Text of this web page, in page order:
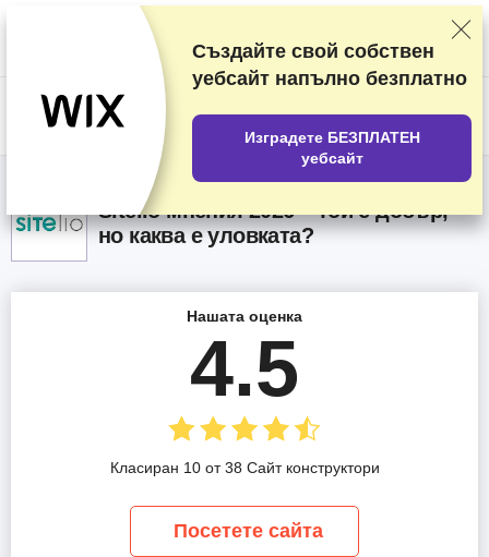
Класираме доставчиците на базата на подробни тестове и
проучвания, но също така вземаме предвид вашите отзиви и
търговски си споразумения с различните доставчици. Тази страница
съдържа партньорски връзки. Разкриване на реклама .
US$
Sitelio мнения 2026 – той е добър,
но каква е уловката?
Нашата оценка
4.5
Класиран 10 от 38 Cайт конструктори
Посетете сайта
Създайте свой собствен
уебсайт напълно безплатно
Изградете БЕЗПЛАТЕН
уебсайт